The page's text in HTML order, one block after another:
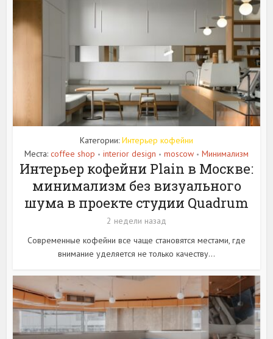
Категории: Интерьер кофейни
Места: coffee shop • interior design • moscow • Минимализм
Интерьер кофейни Plain в Москве:
минимализм без визуального
шума в проекте студии Quadrum
2 недели назад
Современные кофейни все чаще становятся местами, где
внимание уделяется не только качеству...